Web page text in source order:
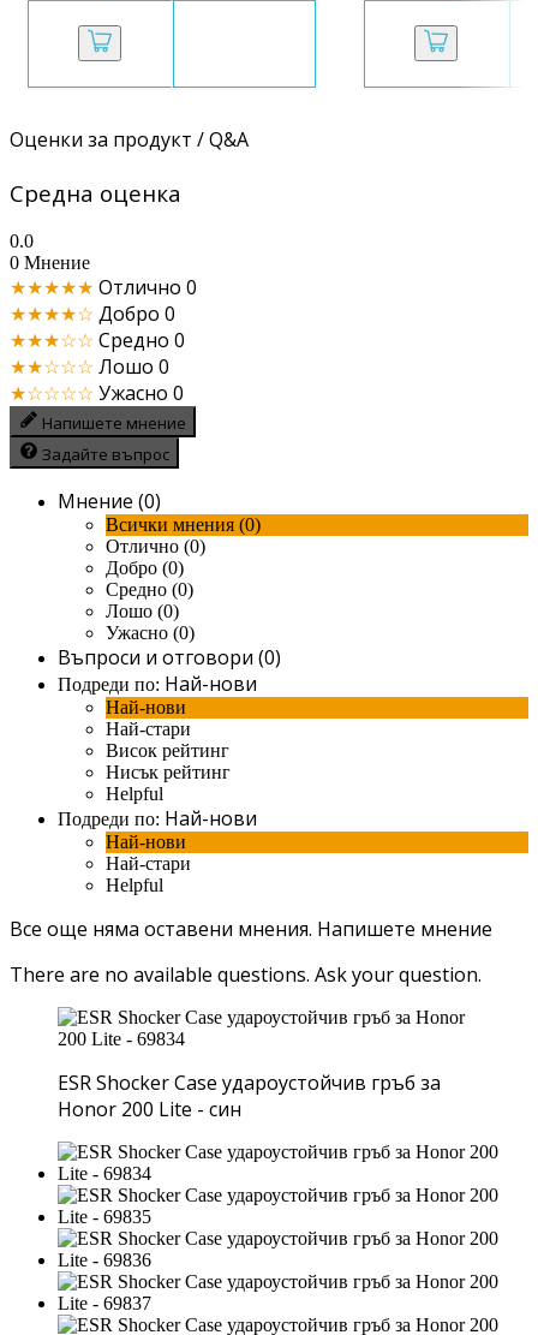
Оценки за продукт / Q&A
Средна оценка
0.0
0 Мнение
★★★★★ Отлично 0
★★★★☆ Добро 0
★★★☆☆ Средно 0
★★☆☆☆ Лошо 0
★☆☆☆☆ Ужасно 0
Напишете мнение
Задайте въпрос
Мнение (0)
Всички мнения (0)
Отлично (0)
Добро (0)
Средно (0)
Лошо (0)
Ужасно (0)
Въпроси и отговори (0)
Подреди по: Най-нови
Най-нови
Най-стари
Висок рейтинг
Нисък рейтинг
Helpful
Подреди по: Най-нови
Най-нови
Най-стари
Helpful
Все още няма оставени мнения. Напишете мнение
There are no available questions. Ask your question.
ESR Shocker Case удароустойчив гръб за
Honor 200 Lite - син